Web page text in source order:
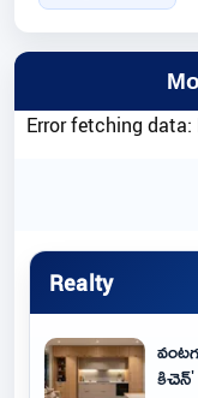
Error fetching
Realty
కిచెన్'